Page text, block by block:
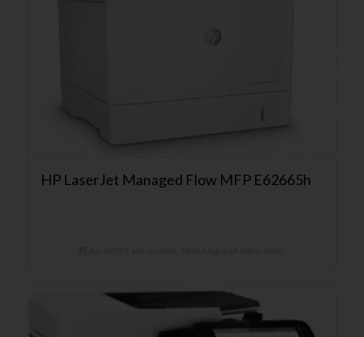
HP LaserJet Managed Flow MFP E62665h